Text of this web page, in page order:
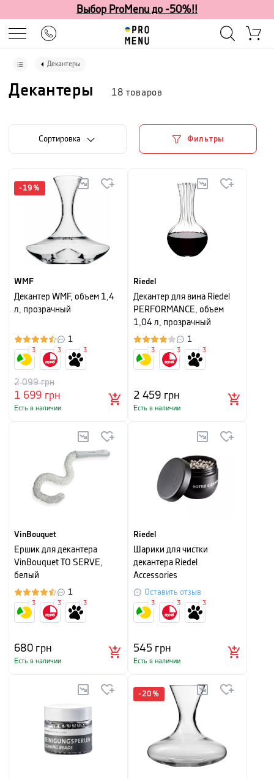
Выбор ProMenu до -50%!!
Декантеры
Декантеры 18 товаров
Cортировка Фильтры
-19 %
WMF
Декантер WMF, объем 1,4
л, прозрачный
1
1 699 грн
2 099грн
Есть в наличии
3 3 3
Riedel
Декантер для вина Riedel
PERFORMANCE, объем
1,04 л, прозрачный
1
2 459 грн
Есть в наличии
3 3 3
VinBouquet
Ершик для декантера
VinBouquet TO SERVE,
белый
1
680грн
Есть в наличии
3 3 3
Riedel
Шарики для чистки
декантера Riedel
Accessories
Оставить отзыв
545грн
Есть в наличии
3 3 3
-20 %